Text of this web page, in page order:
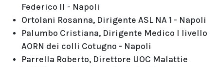
Federico II - Napoli
Ortolani Rosanna, Dirigente ASL NA 1 - Napoli
Palumbo Cristiana, Dirigente Medico I livello
AORN dei colli Cotugno - Napoli
Parrella Roberto, Direttore UOC Malattie